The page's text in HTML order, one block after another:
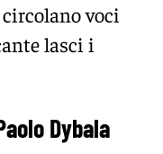
voci
lasci i
Dybala